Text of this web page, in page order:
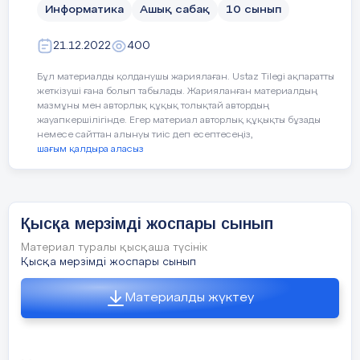
- ұқсастығы мен айырмашылығын атайды;
-суретті қолайлы өңдеген графикалық
ҚБ: стикер /6 балл/
фотосуреттердің арасынан 2 фотосурет таңдап
алып, редактордың жұмыс алаңына
RGB қисықтарын пайдаланып фотосуреттің
түсінің сапасын өзгерт. Фотосуретті *,jpg
форматында сақта.
құпияларды анықтайды
Жүйенің сенімділігіне
Сабақтың
кезені/
уақыт
Педагогтың әрекеті
Информатика Ашық сабақ 10 сынып
21.12.2022 400
Бұл материалды қолданушы жариялаған. Ustaz Tilegi ақпаратты
жеткізуші ғана болып табылады. Жарияланған материалдың
мазмұны мен авторлық құқық толықтай автордың
жауапкершілігінде. Егер материал авторлық құқықты бұзады
немесе сайттан алынуы тиіс деп есептесеңіз,
шағым қалдыра аласыз
Қысқа мерзімді жоспары сынып
Материал туралы қысқаша түсінік
Қысқа мерзімді жоспары сынып
Материалды жүктеу